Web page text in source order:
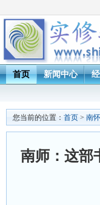
首页 新闻中心
您当前的位置： 首页 > 南
南师：这部